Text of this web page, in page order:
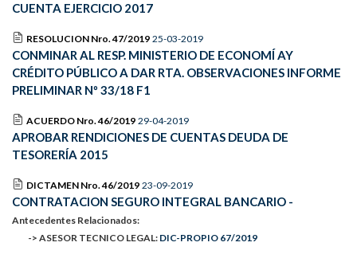
CUENTA EJERCICIO 2017
RESOLUCION Nro. 47/2019 25-03-2019
CONMINAR AL RESP. MINISTERIO DE ECONOMÍ AY
CRÉDITO PÚBLICO A DAR RTA. OBSERVACIONES INFORME
PRELIMINAR Nº 33/18 F1
ACUERDO Nro. 46/2019 29-04-2019
APROBAR RENDICIONES DE CUENTAS DEUDA DE
TESORERÍA 2015
DICTAMEN Nro. 46/2019 23-09-2019
CONTRATACION SEGURO INTEGRAL BANCARIO -
Antecedentes Relacionados:
-> ASESOR TECNICO LEGAL: DIC-PROPIO 67/2019